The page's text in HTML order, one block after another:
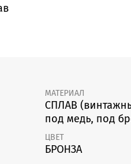
МАТЕРИАЛ
СПЛАВ
под медь, под
ЦВЕТ
БРОНЗА